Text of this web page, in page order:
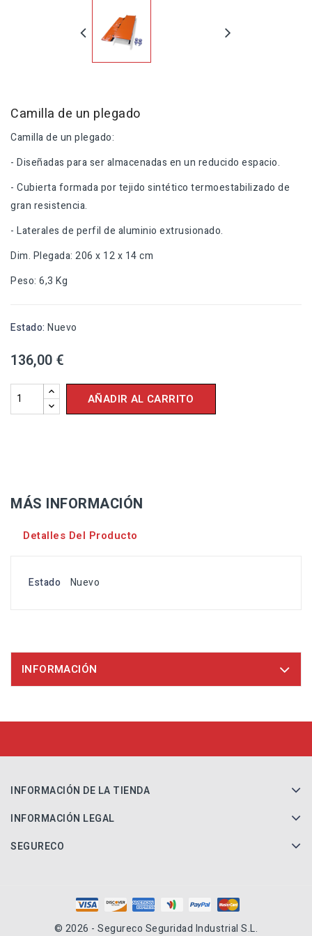
Camilla de un plegado
Camilla de un plegado:
- Diseñadas para ser almacenadas en un reducido espacio.
- Cubierta formada por tejido sintético termoestabilizado de
gran resistencia.
- Laterales de perfil de aluminio extrusionado.
Dim. Plegada: 206 x 12 x 14 cm
Peso: 6,3 Kg
Estado: Nuevo
136,00 €
AÑADIR AL CARRITO
MÁS INFORMACIÓN
Detalles Del Producto
Estado Nuevo
INFORMACIÓN
INFORMACIÓN DE LA TIENDA
INFORMACIÓN LEGAL
SEGURECO
© 2026 - Segureco Seguridad Industrial S.L.